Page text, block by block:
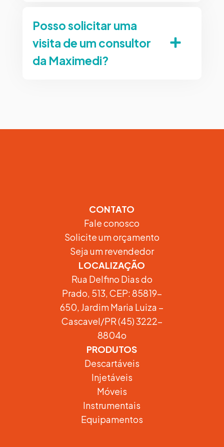
Posso solicitar uma
visita de um consultor
da Maximedi?
CONTATO
Fale conosco
Solicite um orçamento
Seja um revendedor
LOCALIZAÇÃO
Rua Delfino Dias do
Prado, 513, CEP: 85819-
650, Jardim Maria Luiza –
Cascavel/PR (45) 3222-
8804o
PRODUTOS
Descartáveis
Injetáveis
Móveis
Instrumentais
Equipamentos